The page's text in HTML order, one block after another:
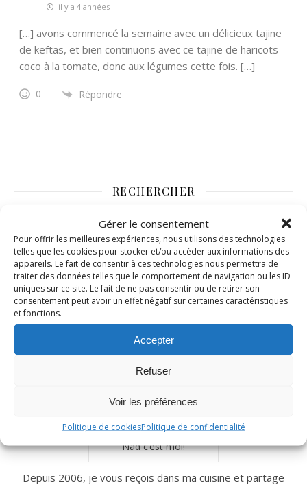
Gérer le consentement
Pour offrir les meilleures expériences, nous utilisons des technologies
telles que les cookies pour stocker et/ou accéder aux informations des
appareils. Le fait de consentir à ces technologies nous permettra de
traiter des données telles que le comportement de navigation ou les ID
uniques sur ce site. Le fait de ne pas consentir ou de retirer son
consentement peut avoir un effet négatif sur certaines caractéristiques
et fonctions.
Accepter
Refuser
Voir les préférences
Politique de cookiesPolitique de confidentialité
il y a 4 années
[…] avons commencé la semaine avec un délicieux tajine
de keftas, et bien continuons avec ce tajine de haricots
coco à la tomate, donc aux légumes cette fois. […]
0 Répondre
RECHERCHER
Nad c’est moi!
Depuis 2006, je vous reçois dans ma cuisine et partage